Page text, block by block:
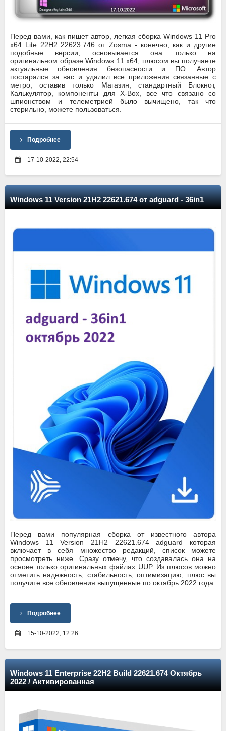
Перед вами, как пишет автор, легкая сборка Windows 11 Pro
x64 Lite 22H2 22623.746 от Zosma - конечно, как и другие
подобные версии, основывается она только на
оригинальном образе Windows 11 x64, плюсом вы получаете
актуальные обновления безопасности и ПО. Автор
постарался за вас и удалил все приложения связанные с
метро, оставив только Магазин, стандартный Блокнот,
Калькулятор, компоненты для X-Box, все что связано со
шпионством и телеметрией было вычищено, так что
стерильно, можете пользоваться.
Подробнее
17-10-2022, 22:54
Windows 11 Version 21H2 22621.674 от adguard - 36in1
Перед вами популярная сборка от известного автора
Windows 11 Version 21H2 22621.674 adguard которая
включает в себя множество редакций, список можете
просмотреть ниже. Сразу отмечу, что создавалась она на
основе только оригинальных файлах UUP. Из плюсов можно
отметить надежность, стабильность, оптимизацию, плюс вы
получите все обновления выпущенные по октябрь 2022 года.
Подробнее
15-10-2022, 12:26
Windows 11 Enterprise 22H2 Build 22621.674 Октябрь
2022 / Активированная